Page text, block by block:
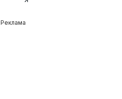
Реклама